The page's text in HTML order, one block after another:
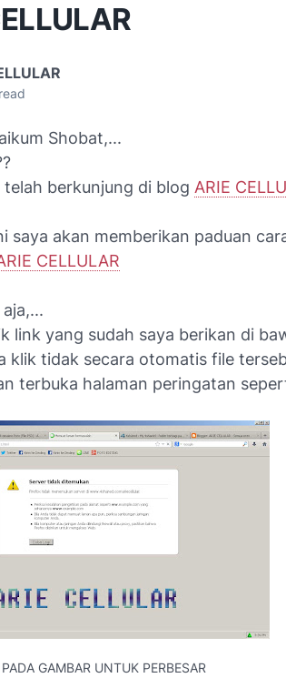
Shobat,...
berkunjung di blog ARIE
saya akan memberikan paduan
CELLULAR
link yang sudah saya berikan di
klik tidak secara otomatis file
terbuka halaman peringatan
GAMBAR UNTUK PERBESAR